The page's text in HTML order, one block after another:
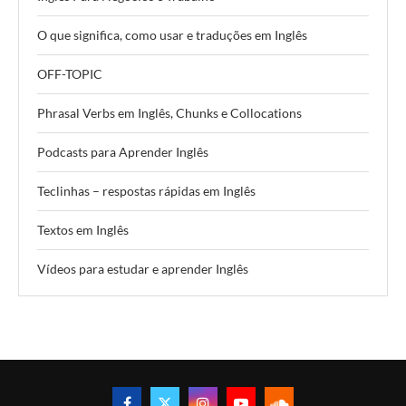
O que significa, como usar e traduções em Inglês
OFF-TOPIC
Phrasal Verbs em Inglês, Chunks e Collocations
Podcasts para Aprender Inglês
Teclinhas – respostas rápidas em Inglês
Textos em Inglês
Vídeos para estudar e aprender Inglês